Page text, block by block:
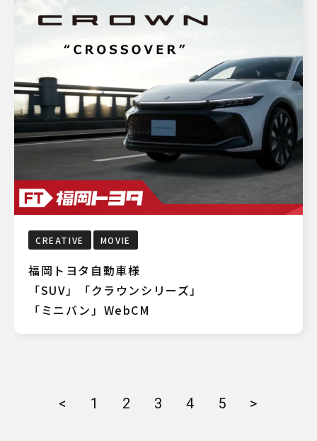
CREATIVE MOVIE
福岡トヨタ自動車様
「SUV」「クラウンシリーズ」
「ミニバン」WebCM
< 1 2 3 4 5 >